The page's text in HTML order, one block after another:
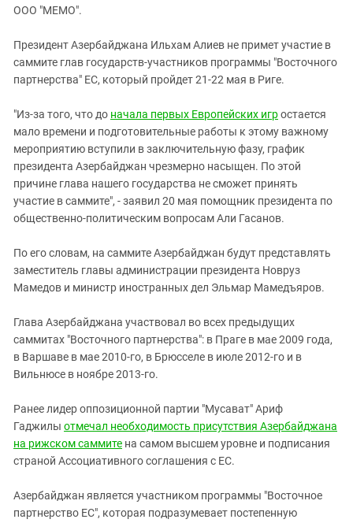
ИНАКОМЫСЛИЕ В ЧЕЧНЕ
ПРЕСЛЕДОВАНИЕ АКТИВИСТОВ
МОБИЛИЗАЦИЯ И ПРОТЕСТЫ
Дагестан
Кабардино-Балкария
Калмыкия
Карачаево-Черкесия
Краснодарский край
Нагорный Карабах
Российская Федерация
Ростовская область
СКФО
Южная Осетия
Южный Кавказ
ЮФО
ООО "МЕМО".
Президент Азербайджана Ильхам Алиев не примет участие в
саммите глав государств-участников программы "Восточного
партнерства" ЕС, который пройдет 21-22 мая в Риге.
"Из-за того, что до начала первых Европейских игростается
мало времени и подготовительные работы к этому важному
мероприятию вступили в заключительную фазу, график
президента Азербайджан чрезмерно насыщен. По этой
причине глава нашего государства не сможет принять
участие в саммите", - заявил 20 мая помощник президента по
общественно-политическим вопросам Али Гасанов.
По его словам, на саммите Азербайджан будут представлять
заместитель главы администрации президента Новруз
Мамедов и министр иностранных дел Эльмар Мамедъяров.
Глава Азербайджана участвовал во всех предыдущих
саммитах "Восточного партнерства": в Праге в мае 2009 года,
в Варшаве в мае 2010-го, в Брюсселе в июле 2012-го и в
Вильнюсе в ноябре 2013-го.
Ранее лидер оппозиционной партии "Мусават" Ариф
Гаджилы отмечал необходимость присутствия Азербайджана
на рижском саммите на самом высшем уровне и подписания
страной Ассоциативного соглашения с ЕС.
Азербайджан является участником программы "Восточное
партнерство ЕС", которая подразумевает постепенную